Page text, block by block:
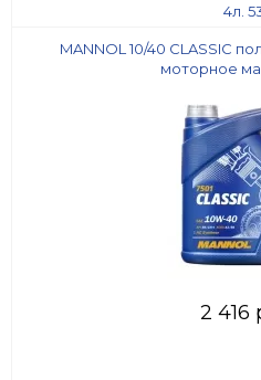
MANNOL 10/40 CLASSIC
моторное
2 416